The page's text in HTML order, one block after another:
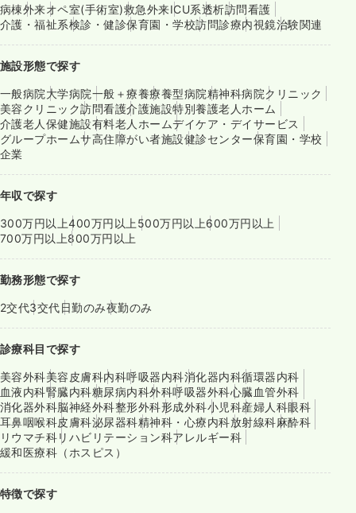
病棟外来オペ室(手術室)救急外来ICU系透析訪問看護
介護・福祉系検診・健診保育園・学校訪問診療内視鏡治験関連
施設形態で探す
一般病院大学病院一般＋療養療養型病院精神科病院クリニック
美容クリニック訪問看護介護施設特別養護老人ホーム
介護老人保健施設有料老人ホームデイケア・デイサービス
グループホームサ高住障がい者施設健診センター保育園・学校
企業
年収で探す
300万円以上400万円以上 500万円以上600万円以上
700万円以上800万円以上
勤務形態で探す
2交代3交代日勤のみ夜勤のみ
診療科目で探す
美容外科美容皮膚科内科呼吸器内科消化器内科循環器内科
血液内科腎臓内科糖尿病内科外科呼吸器外科心臓血管外科
消化器外科脳神経外科整形外科形成外科小児科産婦人科眼科
耳鼻咽喉科皮膚科泌尿器科精神科・心療内科放射線科麻酔科
リウマチ科リハビリテーション科アレルギー科
緩和医療科（ホスピス）
特徴で探す